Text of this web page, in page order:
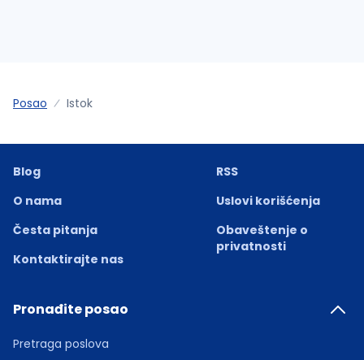
Posao Istok
Blog
O nama
Česta pitanja
Kontaktirajte nas
RSS
Uslovi korišćenja
Obaveštenje o
privatnosti
Pronađite posao
Pretraga poslova